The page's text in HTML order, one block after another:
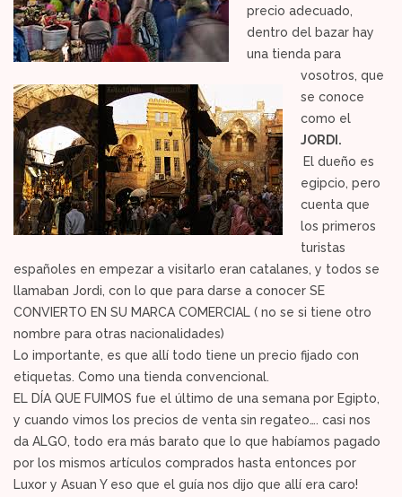
precio adecuado,
dentro del bazar hay
una tienda para
vosotros, que
se conoce
como el
JORDI.
El dueño es
egipcio, pero
cuenta que
los primeros
turistas
españoles en empezar a visitarlo eran catalanes, y todos se
llamaban Jordi, con lo que para darse a conocer SE
CONVIERTO EN SU MARCA COMERCIAL ( no se si tiene otro
nombre para otras nacionalidades)
Lo importante, es que allí todo tiene un precio fijado con
etiquetas. Como una tienda convencional.
EL DÍA QUE FUIMOS fue el último de una semana por Egipto,
y cuando vimos los precios de venta sin regateo…. casi nos
da ALGO, todo era más barato que lo que habíamos pagado
por los mismos artículos comprados hasta entonces por
Luxor y Asuan Y eso que el guía nos dijo que allí era caro!